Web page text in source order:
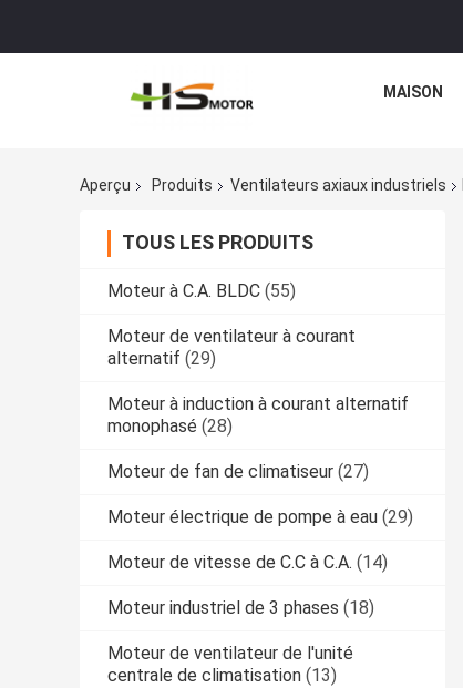
MAISON
Aperçu Produits Ventilateurs axiaux industriels
TOUS LES PRODUITS
Moteur à C.A. BLDC (55)
Moteur de ventilateur à courant
alternatif (29)
Moteur à induction à courant alternatif
monophasé (28)
Moteur de fan de climatiseur (27)
Moteur électrique de pompe à eau (29)
Moteur de vitesse de C.C à C.A. (14)
Moteur industriel de 3 phases (18)
Moteur de ventilateur de l'unité
centrale de climatisation (13)